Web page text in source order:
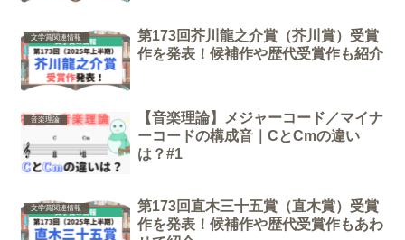
文学賞関連情報
第173回芥川龍之介賞（芥川賞）受賞
作を発表！候補作や歴代受賞作も紹介
音楽理論
【音楽理論】メジャーコード／マイナ
ーコードの構成音｜CとCmの違い
は？#1
文学賞関連情報
第173回直木三十五賞（直木賞）受賞
作を発表！候補作や歴代受賞作もあわ